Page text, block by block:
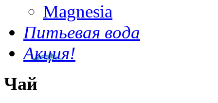
Magnesia
Питьевая вода
Акция!
Чай